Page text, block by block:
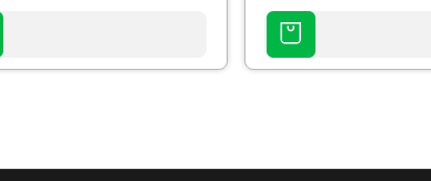
AGREGAR
AL
CARRITO